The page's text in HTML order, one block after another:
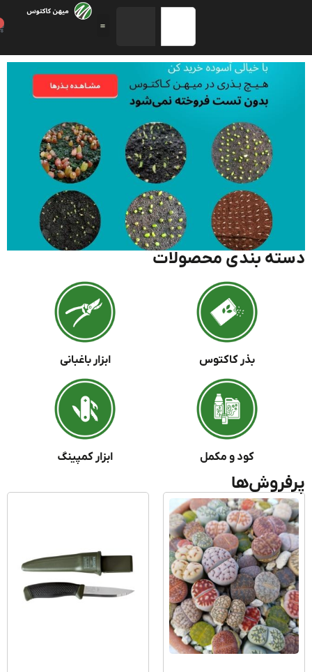
بندی محصولات
بذر کاکتوس ابزار باغبانی
کود و مکمل ابزار کمپینگ